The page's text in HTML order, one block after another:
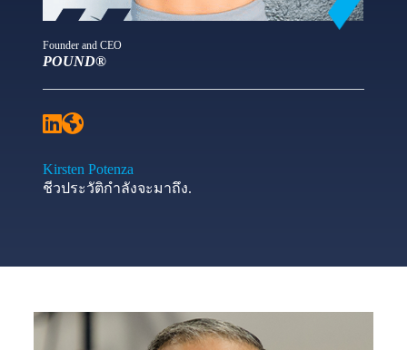
Founder and CEO
POUND®
Kirsten Potenza
ชีวประวัติกำลังจะมาถึง.